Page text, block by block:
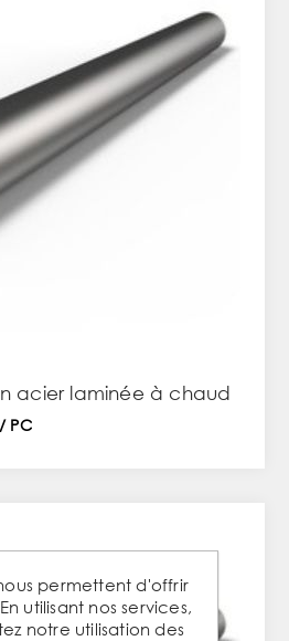
acier laminée à chaud
PC
permettent d'offrir
utilisant nos services,
notre utilisation des